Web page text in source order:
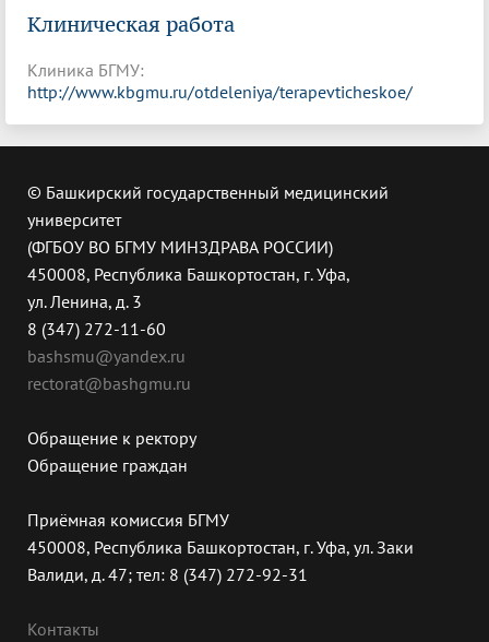
Клиническая работа
Клиника БГМУ:
http://www.kbgmu.ru/otdeleniya/terapevticheskoe/
© Башкирский государственный медицинский
университет
(ФГБОУ ВО БГМУ МИНЗДРАВА РОССИИ)
450008, Республика Башкортостан, г. Уфа,
ул. Ленина, д. 3
8 (347) 272-11-60
bashsmu@yandex.ru
rectorat@bashgmu.ru
Обращение к ректору
Обращение граждан
Приёмная комиссия БГМУ
450008, Республика Башкортостан, г. Уфа, ул. Заки
Валиди, д. 47; тел: 8 (347) 272-92-31
Контакты